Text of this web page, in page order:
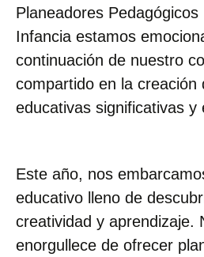
Planeadores
Infancia estamos
continuación de nuestro
compartido en la creación
educativas significativas y
Este año, nos
educativo lleno de
creatividad y aprendizaje.
enorgullece de ofrecer